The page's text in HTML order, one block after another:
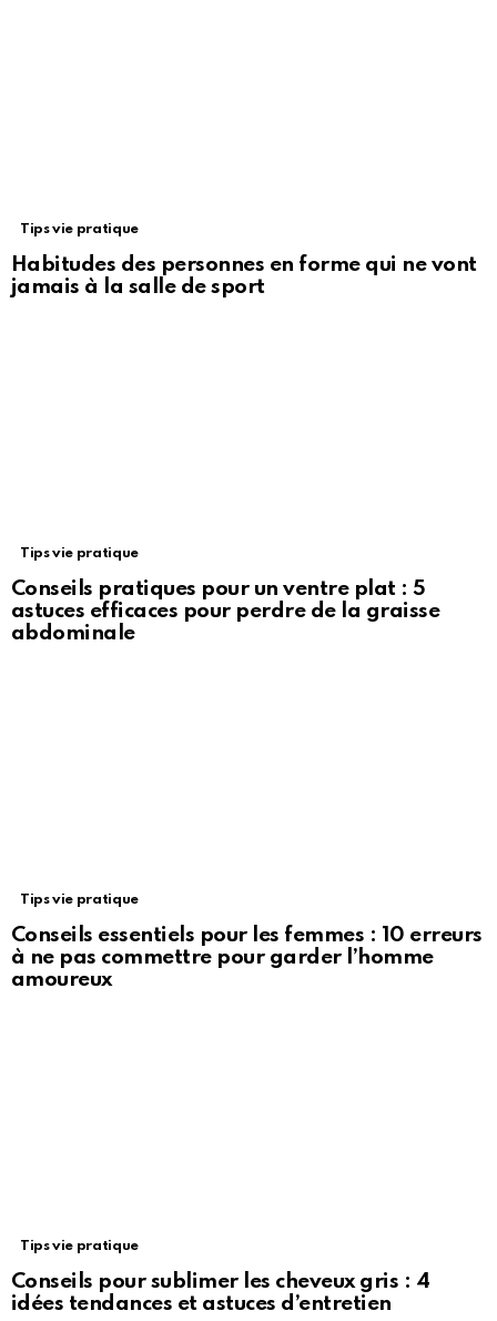
Tips vie pratique
Habitudes des personnes en forme qui ne vont
jamais à la salle de sport
Tips vie pratique
Conseils pratiques pour un ventre plat : 5
astuces efficaces pour perdre de la graisse
abdominale
Tips vie pratique
Conseils essentiels pour les femmes : 10 erreurs
à ne pas commettre pour garder l’homme
amoureux
Tips vie pratique
Conseils pour sublimer les cheveux gris : 4
idées tendances et astuces d’entretien